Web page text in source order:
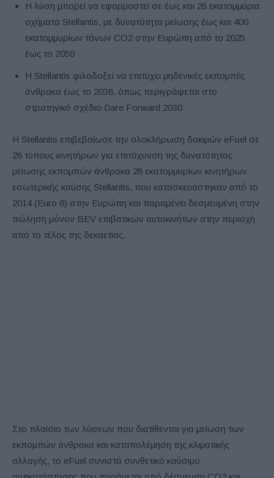
Η λύση μπορεί να εφαρμοστεί σε έως και 28 εκατομμύρια
οχήματα Stellantis, με δυνατότητα μείωσης έως και 400
εκατομμυρίων τόνων CO2 στην Ευρώπη από το 2025
έως το 2050
Η Stellantis φιλοδοξεί να επιτύχει μηδενικές εκπομπές
άνθρακα έως το 2038, όπως περιγράφεται στο
στρατηγικό σχέδιο Dare Forward 2030
Η Stellantis επιβεβαίωσε την ολοκλήρωση δοκιμών eFuel σε
28 τύπους κινητήρων για επιτάχυνση της δυνατότητας
μείωσης εκπομπών άνθρακα 28 εκατομμυρίων κινητήρων
εσωτερικής καύσης Stellantis, που κατασκευάστηκαν από το
2014 (Euro 6) στην Ευρώπη και παραμένει δεσμευμένη στην
πώληση μόνον BEV επιβατικών αυτοκινήτων στην περιοχή
από το τέλος της δεκαετίας.
Στο πλαίσιο των λύσεων που διατίθενται για μείωση των
εκπομπών άνθρακα και καταπολέμηση της κλιματικής
αλλαγής, το eFuel συνιστά συνθετικό καύσιμο